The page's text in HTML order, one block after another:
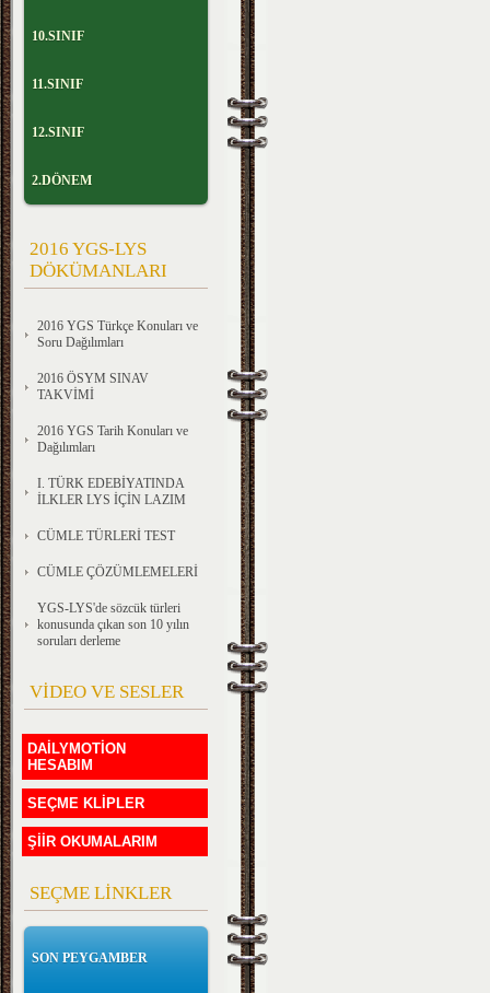
10.SINIF
11.SINIF
12.SINIF
2.DÖNEM
2016 YGS-LYS
DÖKÜMANLARI
2016 YGS Türkçe Konuları ve
Soru Dağılımları
2016 ÖSYM SINAV
TAKVİMİ
2016 YGS Tarih Konuları ve
Dağılımları
I. TÜRK EDEBİYATINDA
İLKLER LYS İÇİN LAZIM
CÜMLE TÜRLERİ TEST
CÜMLE ÇÖZÜMLEMELERİ
YGS-LYS'de sözcük türleri
konusunda çıkan son 10 yılın
soruları derleme
VİDEO VE SESLER
DAİLYMOTİON
HESABIM
SEÇME KLİPLER
ŞİİR OKUMALARIM
SEÇME LİNKLER
SON PEYGAMBER